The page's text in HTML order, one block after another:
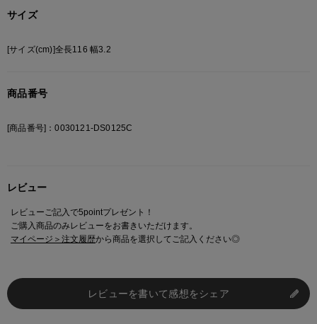
西海岸のスケーターたちが丈夫で価格も
各分野のアーティストへも浸透。
ファッションブランドとしての地位も確立します。
あらかじめご了承ください。
総柄の商品は使用している生地の部分によって 写真と異なる場合がございま
す。 ご注文が殺到した場合ズレが生じ 欠品となる場合があります。
ご迷惑をお掛け致しますが 何卒ご了承下さいますようお願い致します。
サイズ
[サイズ(cm)]全長116 幅3.2
商品番号
[商品番号]：0030121-DS0125C
レビュー
レビューご記入で5pointプレゼント！
ご購入商品のみレビューをお書きいただけます。
マイページ＞注文履歴から商品を選択してご記入ください◎
レビューを書いて感想をシェア